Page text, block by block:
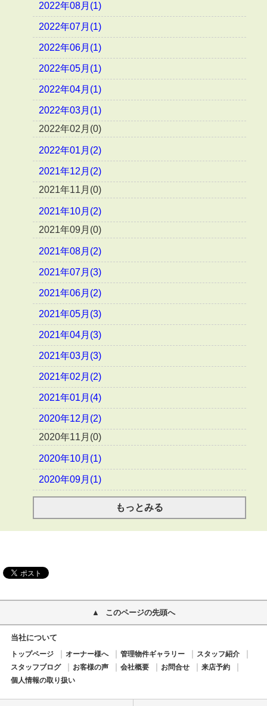
2022年08月(1)
2022年07月(1)
2022年06月(1)
2022年05月(1)
2022年04月(1)
2022年03月(1)
2022年02月(0)
2022年01月(2)
2021年12月(2)
2021年11月(0)
2021年10月(2)
2021年09月(0)
2021年08月(2)
2021年07月(3)
2021年06月(2)
2021年05月(3)
2021年04月(3)
2021年03月(3)
2021年02月(2)
2021年01月(4)
2020年12月(2)
2020年11月(0)
2020年10月(1)
2020年09月(1)
もっとみる
このページの先頭へ
当社について
トップページ オーナー様へ 管理物件ギャラリー
スタッフ紹介
スタッフブログ
お客様の声 会社概要 お問合せ
来店予約
個人情報の取り扱い